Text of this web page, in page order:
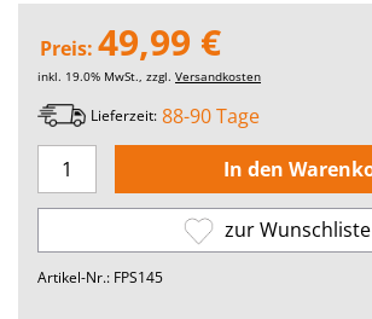
Preis: 49,99 €
inkl. 19.0% MwSt., zzgl. Versandkosten
Lieferzeit: 88-90 Tage
zur Wunschliste
Artikel-Nr.: FPS145